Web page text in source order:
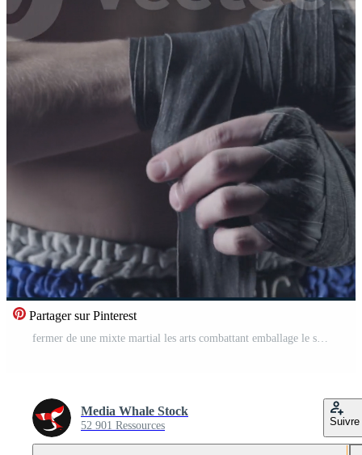
Partager sur Pinterest
Media Whale Stock
52 901 Ressources Suivre